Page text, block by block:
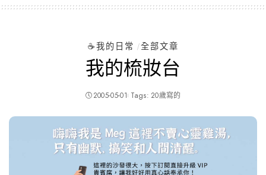
☕️我的日常 全部文章
我的梳妝台
2005-05-01 Tags: 20歲寫的